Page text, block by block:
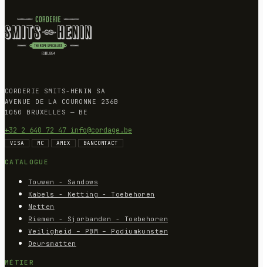
CORDERIE SMITS-HENIN SA
AVENUE DE LA COURONNE 236B
1050 BRUXELLES — BE
+32 2 640 72 47 info@cordage.be
VISA MC AMEX BANCONTACT
CATALOGUE
Touwen - Sandows
Kabels - Ketting - Toebehoren
Netten
Riemen - Sjorbanden - Toebehoren
Veiligheid – PBM – Podiumkunsten
Deursmatten
MÉTIER